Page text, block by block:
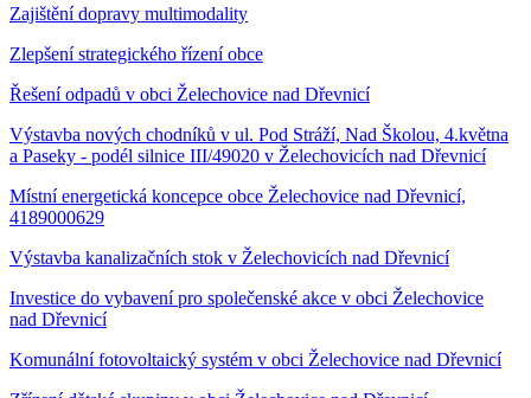
Zajištění dopravy multimodality
Zlepšení strategického řízení obce
Řešení odpadů v obci Želechovice nad Dřevnicí
Výstavba nových chodníků v ul. Pod Stráží, Nad Školou, 4.května
a Paseky - podél silnice III/49020 v Želechovicích nad Dřevnicí
Místní energetická koncepce obce Želechovice nad Dřevnicí,
4189000629
Výstavba kanalizačních stok v Želechovicích nad Dřevnicí
Investice do vybavení pro společenské akce v obci Želechovice
nad Dřevnicí
Komunální fotovoltaický systém v obci Želechovice nad Dřevnicí